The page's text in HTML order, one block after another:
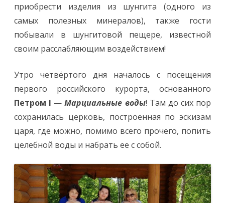
приобрести изделия из шунгита (одного из
самых полезных минералов), также гости
побывали в шунгитовой пещере, известной
своим расслабляющим воздействием!
Утро четвёртого дня началось с посещения
первого российского курорта, основанного
Петром I —Марциальные воды! Там до сих пор
сохранилась церковь, построенная по эскизам
царя, где можно, помимо всего прочего, попить
целебной воды и набрать ее с собой.